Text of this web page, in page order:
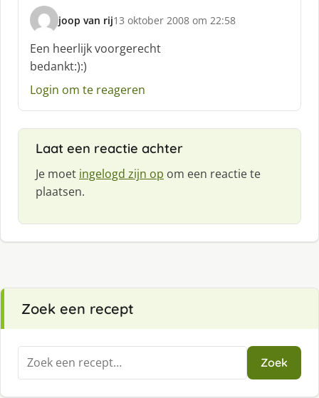
f
:
joop van rij
s
c
h
r
e
:
13 oktober 2008 om 22:58
Een heerlijk voorgerecht
bedankt:):)
Login om te reageren
Laat een reactie achter
Je moet ingelogd zijn op om een reactie te
plaatsen.
Zoek een recept
Zoeken
naar:
Zoek